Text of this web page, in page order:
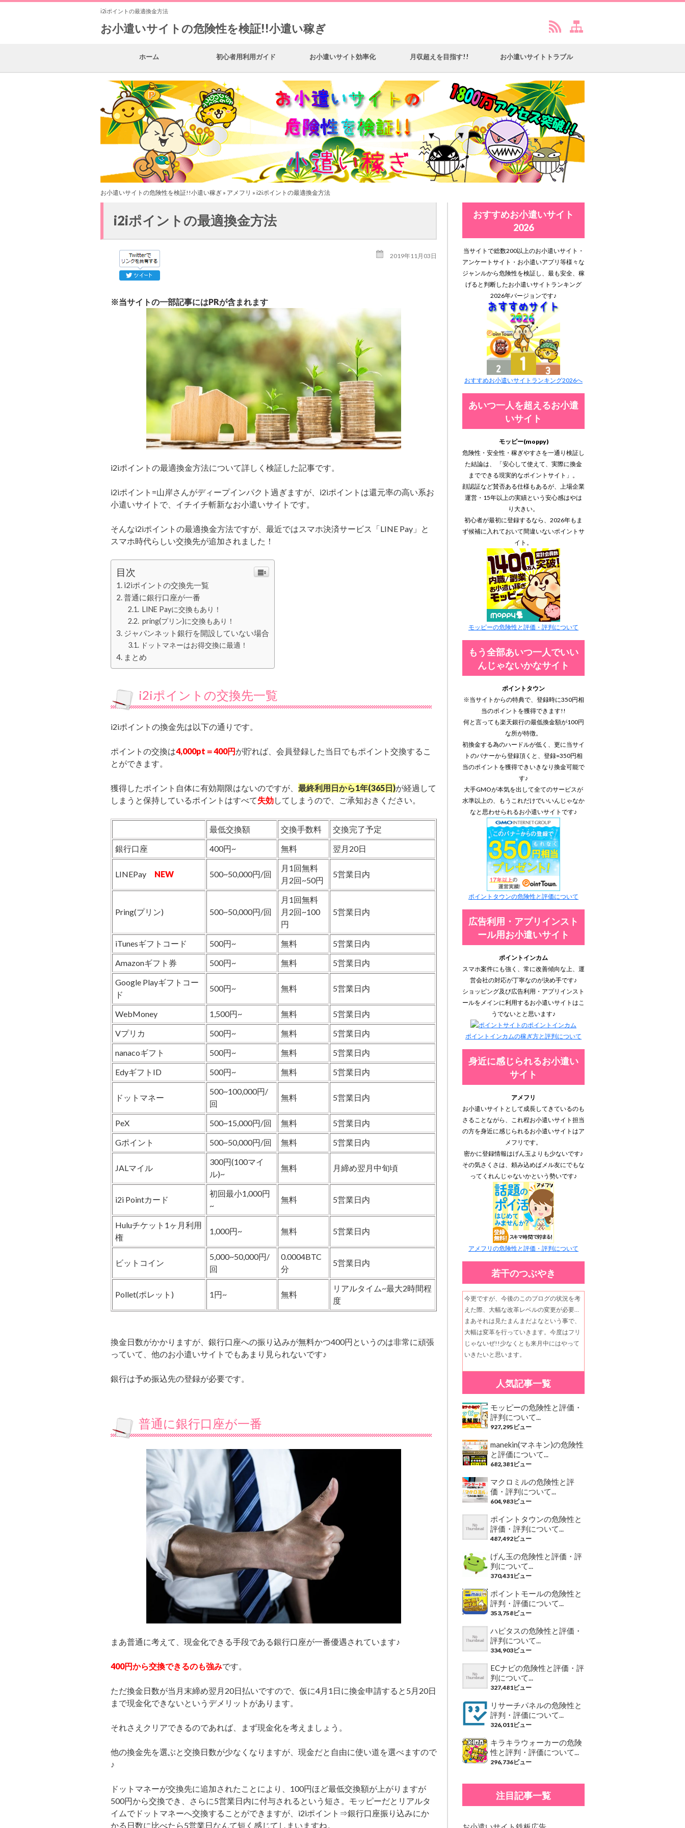
i2iポイントの最適換金方法
お小遣いサイトの危険性を検証!!小遣い稼ぎ
ホーム 初心者用利用ガイド お小遣いサイト効率化 月収超えを目指す!! お小遣いサイトトラブル
お小遣いサイトの危険性を検証!!小遣い稼ぎ » アメフリ » i2iポイントの最適換金方法
i2iポイントの最適換金方法
2019年11月03日
※当サイトの一部記事にはPRが含まれます
i2iポイントの最適換金方法について詳しく検証した記事です。
i2iポイント=山岸さんがディープインパクト過ぎますが、i2iポイントは還元率の高い系お
小遣いサイトで、イチイチ斬新なお小遣いサイトです。
そんなi2iポイントの最適換金方法ですが、最近ではスマホ決済サービス「LINE Pay」と
スマホ時代らしい交換先が追加されました！
目次
i2iポイントの交換先一覧
普通に銀行口座が一番
LINE Payに交換もあり！
pring(プリン)に交換もあり！
ジャパンネット銀行を開設していない場合
ドットマネーはお得交換に最適！
まとめ
i2iポイントの交換先一覧
i2iポイントの換金先は以下の通りです。
ポイントの交換は4,000pt＝400円が貯れば、会員登録した当日でもポイント交換するこ
とができます。
獲得したポイント自体に有効期限はないのですが、 最終利用日から1年(365日)が経過して
しまうと保持しているポイントはすべて失効してしまうので、ご承知おきください。
最低交換額 交換手数料
交換完了予定
銀行口座
400円~ 無料 翌月20日
LINEPay NEW 500~50,000円/回
月1回無料
月2回~50円
5営業日内
Pring(プリン) 500~50,000円/回
月1回無料
月2回~100
円
5営業日内
iTunesギフトコード 500円~ 無料
5営業日内
Amazonギフト券
500円~ 無料
5営業日内
Google Playギフトコー
ド
500円~ 無料 5営業日内
WebMoney 1,500円~ 無料
5営業日内
Vプリカ
500円~ 無料
5営業日内
nanacoギフト
500円~ 無料
5営業日内
EdyギフトID
500円~ 無料 5営業日内
ドットマネー
500~100,000円/
回
無料 5営業日内
PeX 500~15,000円/回 無料
5営業日内
Gポイント
500~50,000円/回 無料 5営業日内
JALマイル
300円(100マイ
ル)~
無料 月締め翌月中旬頃
i2i Pointカード
初回最小1,000円
~
無料 5営業日内
Huluチケット1ヶ月利用
権
1,000円~ 無料 5営業日内
ビットコイン
5,000~50,000円/
回
0.0004BTC
分
5営業日内
Pollet(ポレット) 1円~ 無料
リアルタイム~最大2時間程
度
換金日数がかかりますが、銀行口座への振り込みが無料かつ400円というのは非常に頑張
っていて、他のお小遣いサイトでもあまり見られないです♪
銀行は予め振込先の登録が必要です。
普通に銀行口座が一番
まあ普通に考えて、現金化できる手段である銀行口座が一番優遇されています♪
400円から交換できるのも強みです。
ただ換金日数が当月末締め翌月20日払いですので、仮に4月1日に換金申請すると5月20日
まで現金化できないというデメリットがあります。
それさえクリアできるのであれば、まず現金化を考えましょう。
他の換金先を選ぶと交換日数が少なくなりますが、現金だと自由に使い道を選べますので
♪
ドットマネーが交換先に追加されたことにより、100円ほど最低交換額が上がりますが
500円から交換でき、さらに5営業日内に付与されるという短さ。モッピーだとリアルタ
イムでドットマネーへ交換することができますが、i2iポイント⇒銀行口座振り込みにか
かる日数に比べたら5営業日なんて短く感じてしまいますね。
おすすめお小遣いサイト
2026
当サイトで総数200以上のお小遣いサイト・
アンケートサイト・お小遣いアプリ等様々な
ジャンルから危険性を検証し、最も安全、稼
げると判断したお小遣いサイトランキング
2026年バージョンです♪
おすすめお小遣いサイトランキング2026へ
あいつ一人を超えるお小遣
いサイト
モッピー(moppy)
危険性・安全性・稼ぎやすさを一通り検証し
た結論は、 「安心して使えて、実際に換金
までできる現実的なポイントサイト」。
顔認証など賛否ある仕様もあるが、上場企業
運営・15年以上の実績という安心感はやは
り大きい。
初心者が最初に登録するなら、2026年もま
ず候補に入れておいて間違いないポイントサ
イト。
モッピーの危険性と評価・評判について
もう全部あいつ一人でいい
んじゃないかなサイト
ポイントタウン
※当サイトからの特典で、登録時に350円相
当のポイントを獲得できます!!
何と言っても楽天銀行の最低換金額が100円
な所が特徴。
初換金する為のハードルが低く、更に当サイ
トのバナーから登録頂くと、登録=350円相
当のポイントを獲得できいきなり換金可能で
す♪
大手GMOが本気を出して全てのサービスが
水準以上の、もうこれだけでいいんじゃなか
なと思わせられるお小遣いサイトです♪
ポイントタウンの危険性と評価について
広告利用・アプリインスト
ール用お小遣いサイト
ポイントインカム
スマホ案件にも強く、常に改善傾向な上、運
営会社の対応が丁寧なのが決め手です♪
ショッピング及び広告利用・アプリインスト
ールをメインに利用するお小遣いサイトはこ
うでないとと思います♪
ポイントインカムの稼ぎ方と評判について
身近に感じられるお小遣い
サイト
アメフリ
お小遣いサイトとして成長してきているのも
さることながら、これ程お小遣いサイト担当
の方を身近に感じられるお小遣いサイトはア
メフリです。
密かに登録情報はげん玉よりも少ないです♪
その気さくさは、頼み込めばメル友にでもな
ってくれんじゃないかという勢いです♪
アメフリの危険性と評価・評判について
若干のつぶやき
今更ですが、今後のこのブログの状況を考
えた際、大幅な改革レベルの変更が必要…
まあそれは見たまんまだよなという事で、
大幅は変革を行っていきます。今度はフリ
じゃないぜ!!少なくとも来月中にはやって
いきたいと思います。
人気記事一覧
モッピーの危険性と評価・
評判について...
927,295ビュー
manekin(マネキン)の危険性
と評価について...
682,381ビュー
マクロミルの危険性と評
価・評判について...
604,983ビュー
ポイントタウンの危険性と
評価・評判について...
487,492ビュー
げん玉の危険性と評価・評
判について...
370,431ビュー
ポイントモールの危険性と
評判・評価について...
353,758ビュー
ハピタスの危険性と評価・
評判について...
334,903ビュー
ECナビの危険性と評価・評
判について...
327,481ビュー
リサーチパネルの危険性と
評判・評価について...
326,011ビュー
キラキラウォーカーの危険
性と評判・評価について...
296,736ビュー
注目記事一覧